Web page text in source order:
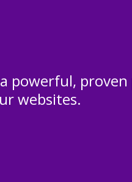
powerful,
websites.